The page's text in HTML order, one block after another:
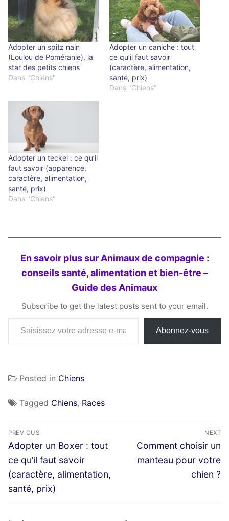
Adopter un spitz nain
(Loulou de Poméranie), la
star des petits chiens
Dans "Chiens"
Adopter un caniche : tout
ce qu’il faut savoir
(caractère, alimentation,
santé, prix)
Dans "Chiens"
Adopter un teckel : ce qu’il
faut savoir (apparence,
caractère, alimentation,
santé, prix)
Dans "Chiens"
En savoir plus sur Animaux de compagnie :
conseils santé, alimentation et bien-être –
Guide des Animaux
Subscribe to get the latest posts sent to your email.
Saisissez votre adresse e-mail…
Abonnez-vous
Posted in Chiens
Tagged Chiens, Races
Navigation
de
l’article
PREVIOUS
Previous
post:
Adopter un Boxer : tout
ce qu’il faut savoir
(caractère, alimentation,
santé, prix)
NEXT
Next
post:
Comment choisir un
manteau pour votre
chien ?